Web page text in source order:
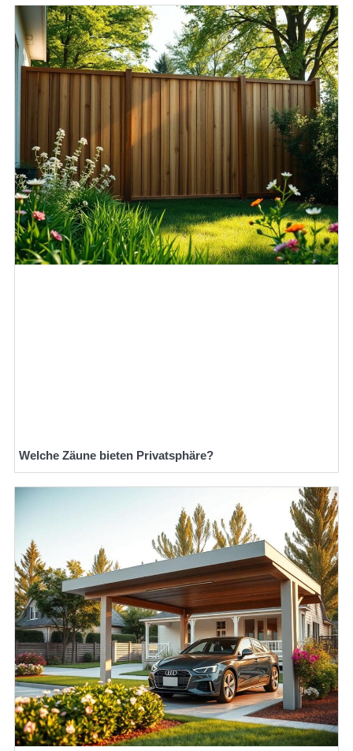
Welche Zäune bieten Privatsphäre?